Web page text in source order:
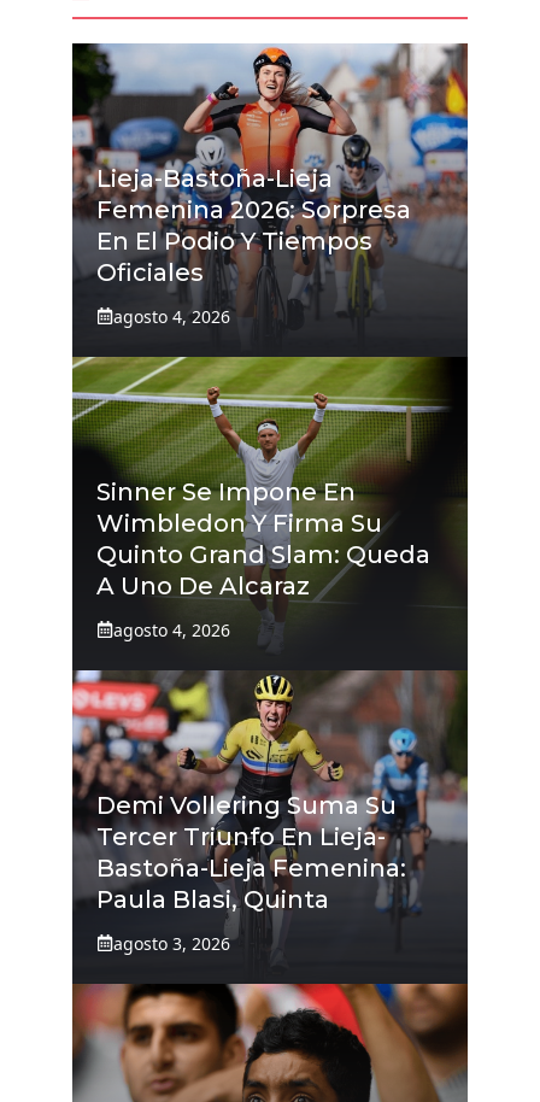
Lieja-Bastoña-Lieja
Femenina 2026: Sorpresa
En El Podio Y Tiempos
Oficiales
agosto 4, 2026
Sinner Se Impone En
Wimbledon Y Firma Su
Quinto Grand Slam: Queda
A Uno De Alcaraz
agosto 4, 2026
Demi Vollering Suma Su
Tercer Triunfo En Lieja-
Bastoña-Lieja Femenina:
Paula Blasi, Quinta
agosto 3, 2026